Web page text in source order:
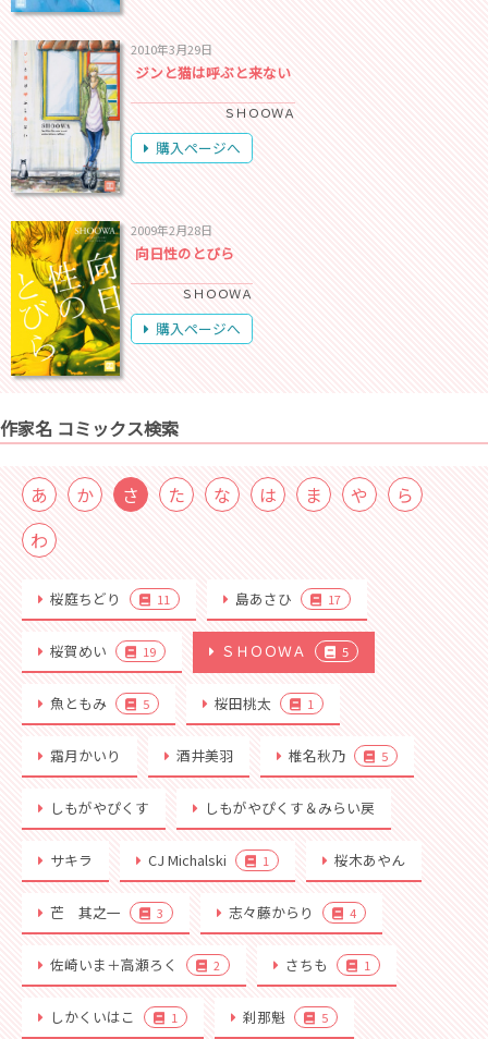
2010年3月29日
ジンと猫は呼ぶと来ない
ＳＨＯＯＷＡ
購入ページへ
2009年2月28日
向日性のとびら
ＳＨＯＯＷＡ
購入ページへ
作家名 コミックス検索
あ か さ た な は ま や
ら
わ
桜庭ちどり 11 島あさひ 17
桜賀めい 19 ＳＨＯＯＷＡ 5
魚ともみ 5 桜田桃太 1
霜月かいり 酒井美羽 椎名秋乃 5
しもがやぴくす しもがやぴくす＆みらい戻
サキラ CJ Michalski 1 桜木あやん
芒 其之一 3 志々藤からり 4
佐崎いま＋高瀬ろく 2 さちも 1
しかくいはこ 1 刹那魁 5